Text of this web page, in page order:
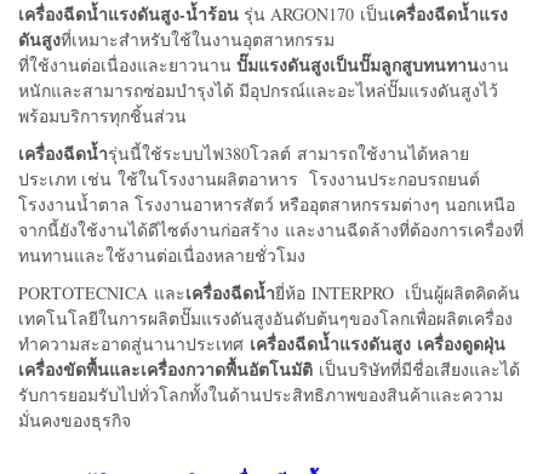
เครื่องฉีดน้ำแรงดันสูง-น้ำร้อน รุ่น ARGON170 เป็นเครื่องฉีดน้ำแรง
ดันสูงที่เหมาะสำหรับใช้ในงานอุตสาหกรรม
ที่ใช้งานต่อเนื่องและยาวนาน ปั๊มแรงดันสูงเป็นปั๊มลูกสูบทนทานงาน
หนักและสามารถซ่อมบำรุงได้ มีอุปกรณ์และอะไหล่ปั๊มแรงดันสูงไว้
พร้อมบริการทุกชิ้นส่วน
เครื่องฉีดน้ำรุ่นนี้ใช้ระบบไฟ380โวลต์ สามารถใช้งานได้หลาย
ประเภท เช่น ใช้ในโรงงานผลิตอาหาร โรงงานประกอบรถยนต์
โรงงานน้ำตาล โรงงานอาหารสัตว์ หรืออุตสาหกรรมต่างๆ นอกเหนือ
จากนี้ยังใช้งานได้ดีไซต์งานก่อสร้าง และงานฉีดล้างที่ต้องการเครื่องที่
ทนทานและใช้งานต่อเนื่องหลายชั่วโมง
PORTOTECNICA และเครื่องฉีดน้ำยี่ห้อ INTERPRO เป็นผู้ผลิตคิดค้น
เทคโนโลยีในการผลิตปั๊มแรงดันสูงอันดับต้นๆของโลกเพื่อผลิตเครื่อง
ทำความสะอาดสู่นานาประเทศ เครื่องฉีดน้ำแรงดันสูง เครื่องดูดฝุ่น
เครื่องขัดพื้นและเครื่องกวาดพื้นอัตโนมัติ เป็นบริษัทที่มีชื่อเสียงและได้
รับการยอมรับไปทั่วโลกทั้งในด้านประสิทธิภาพของสินค้าและความ
มั่นคงของธุรกิจ